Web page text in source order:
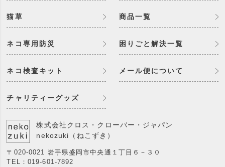
猫草
ネコ専用防災
ネコ検査キット
チャリティーグッズ
商品一覧
困りごと解決一覧
メール便について
株式会社クロス・クローバー・ジャパン
nekozuki（ねこずき）
〒020-0021 岩手県盛岡市中央通１丁目６－３０
TEL： 019-601-7892